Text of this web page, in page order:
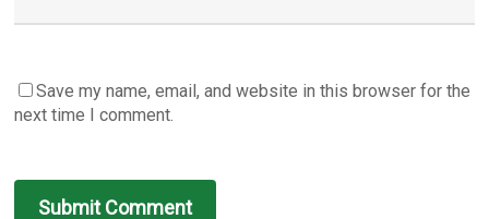
Save my name, email, and website in this browser for the
next time I comment.